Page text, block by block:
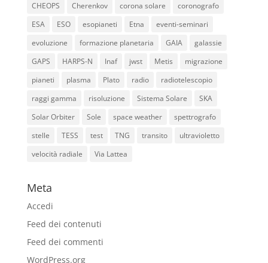
CHEOPS
Cherenkov corona solare
coronografo
ESA
ESO esopianeti Etna
eventi-seminari
evoluzione
formazione planetaria GAIA
galassie
GAPS
HARPS-N Inaf jwst Metis
migrazione
pianeti
plasma Plato radio
radiotelescopio
raggi gamma
risoluzione Sistema Solare
SKA
Solar Orbiter
Sole space weather
spettrografo
stelle
TESS test TNG transito
ultravioletto
velocità radiale
Via Lattea
Meta
Accedi
Feed dei contenuti
Feed dei commenti
WordPress.org